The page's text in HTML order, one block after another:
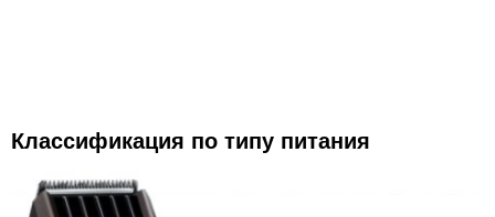
Классификация по типу питания